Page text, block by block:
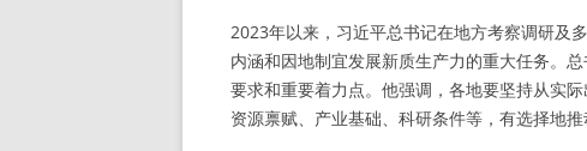
2023年以来，习近平总书记在地方考察调研及
内涵和因地制宜发展新质生产力的重大任务。
要求和重要着力点。他强调，各地要坚持从实
资源禀赋、产业基础、科研条件等，有选择地